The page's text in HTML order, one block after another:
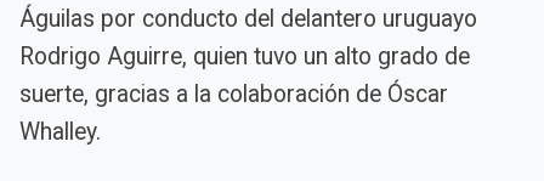
Águilas por conducto del delantero uruguayo
Rodrigo Aguirre, quien tuvo un alto grado de
suerte, gracias a la colaboración de Óscar
Whalley.